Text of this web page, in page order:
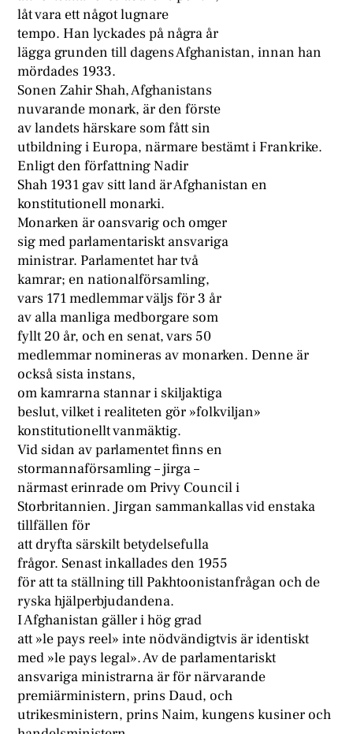
låt vara ett något lugnare
tempo. Han lyckades på några år
lägga grunden till dagens Afghanistan, innan han
mördades 1933.
Sonen Zahir Shah, Afghanistans
nuvarande monark, är den förste
av landets härskare som fått sin
utbildning i Europa, närmare bestämt i Frankrike.
Enligt den författning Nadir
Shah 1931 gav sitt land är Afghanistan en
konstitutionell monarki.
Monarken är oansvarig och omger
sig med parlamentariskt ansvariga
ministrar. Parlamentet har två
kamrar; en nationalförsamling,
vars 171 medlemmar väljs för 3 år
av alla manliga medborgare som
fyllt 20 år, och en senat, vars 50
medlemmar nomineras av monarken. Denne är
också sista instans,
om kamrarna stannar i skiljaktiga
beslut, vilket i realiteten gör »folkviljan»
konstitutionellt vanmäktig.
Vid sidan av parlamentet finns en
stormannaförsamling – jirga –
närmast erinrade om Privy Council i
Storbritannien. Jirgan sammankallas vid enstaka
tillfällen för
att dryfta särskilt betydelsefulla
frågor. Senast inkallades den 1955
för att ta ställning till Pakhtoonistanfrågan och de
ryska hjälperbjudandena.
I Afghanistan gäller i hög grad
att »le pays reel» inte nödvändigtvis är identiskt
med »le pays legal». Av de parlamentariskt
ansvariga ministrarna är för närvarande
premiärministern, prins Daud, och
utrikesministern, prins Naim, kungens kusiner och